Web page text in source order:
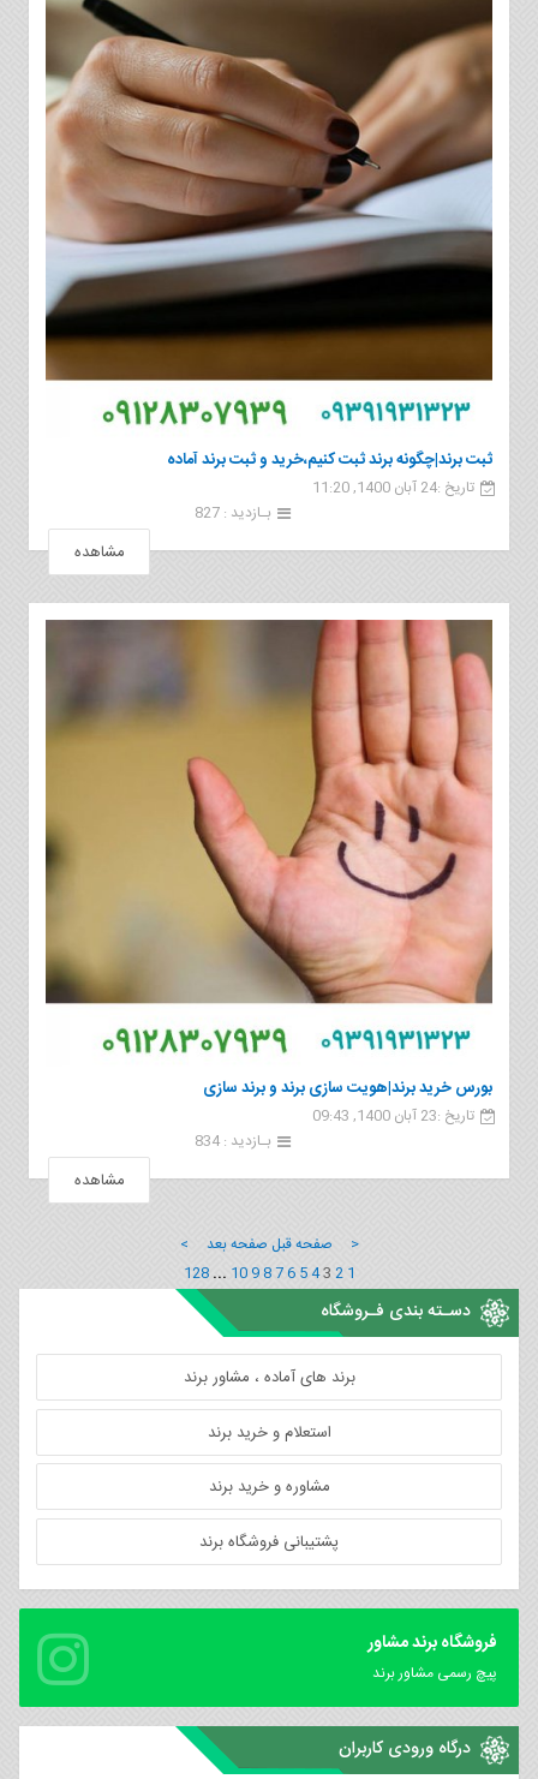
ثبت برند|چگونه برند ثبت کنیم،خرید و ثبت برند آماده
تاریخ :24 آبان 1400, 11:20
بـازدید : 827
مشاهده
بورس خرید برند|هویت سازی برند و برند سازی
تاریخ :23 آبان 1400, 09:43
بـازدید : 834
مشاهده
< صفحه قبل صفحه بعد >
1
2
3
4
5
6
7
8
9
10
...
128
دسـته بندی فـروشگاه
برند های آماده ، مشاور برند
استعلام و خرید برند
مشاوره و خرید برند
پشتیبانی فروشگاه برند
فروشگاه برند مشاور
پیچ رسمی مشاور برند
درگاه ورودی کاربران